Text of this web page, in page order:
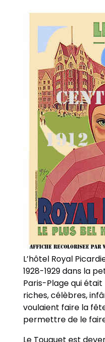
L’hôtel Royal
1928-1929 dans la
Paris-Plage qui était
riches, célèbres,
voulaient faire la
permettre de le